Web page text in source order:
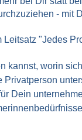
- mit
"Jedes
kannst, worin
Privatperson
Dein